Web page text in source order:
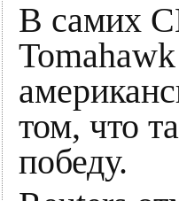
В самих
том, что
победу.